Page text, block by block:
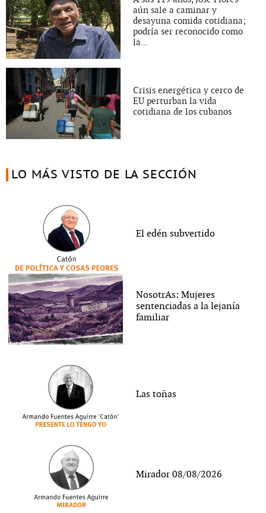
aún sale a caminar y
desayuna comida cotidiana;
podría ser reconocido como
la...
Crisis energética y cerco de
EU perturban la vida
cotidiana de los cubanos
LO MÁS VISTO DE LA SECCIÓN
El edén subvertido
NosotrAs: Mujeres
sentenciadas a la lejanía
familiar
Las toñas
Mirador 08/08/2026